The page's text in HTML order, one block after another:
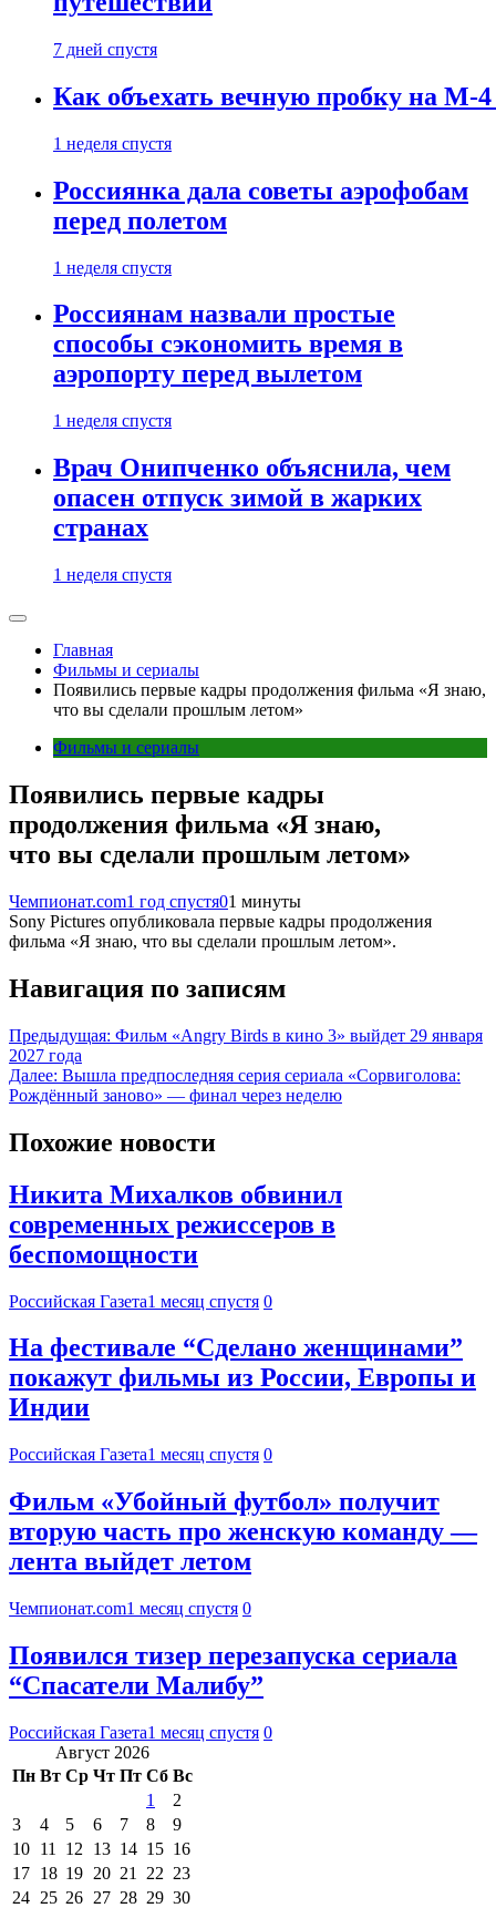
7 дней спустя
Как объехать вечную пробку на М-
1 неделя спустя
Россиянка дала советы аэрофобам
перед полетом
1 неделя спустя
Россиянам назвали простые
способы сэкономить время в
аэропорту перед вылетом
1 неделя спустя
Врач Онипченко объяснила, чем
опасен отпуск зимой в жарких
странах
1 неделя спустя
Главная
Фильмы и сериалы
Появились первые кадры продолжения фильма «Я знаю,
что вы сделали прошлым летом»
Фильмы и сериалы
Появились первые кадры
продолжения фильма «Я знаю,
что вы сделали прошлым летом»
Чемпионат.com1 год спустя01 минуты
Sony Pictures опубликовала первые кадры продолжения
фильма «Я знаю, что вы сделали прошлым летом».
Навигация по записям
Предыдущая: Фильм «Angry Birds в кино 3» выйдет 29 января
2027 года
Далее: Вышла предпоследняя серия сериала «Сорвиголова:
Рождённый заново» — финал через неделю
Похожие новости
Никита Михалков обвинил
современных режиссеров в
беспомощности
Российская Газета1 месяц спустя 0
На фестивале “Сделано женщинами”
покажут фильмы из России, Европы и
Индии
Российская Газета1 месяц спустя 0
Фильм «Убойный футбол» получит
вторую часть про женскую команду —
лента выйдет летом
Чемпионат.com1 месяц спустя 0
Появился тизер перезапуска сериала
“Спасатели Малибу”
Российская Газета1 месяц спустя 0
Август 2026
Пн Вт Ср Чт Пт Сб Вс
1
2
3
4 5 6 7 8
9
10 11 12 13 14 15 16
17 18 19 20 21 22 23
24 25 26 27 28 29 30